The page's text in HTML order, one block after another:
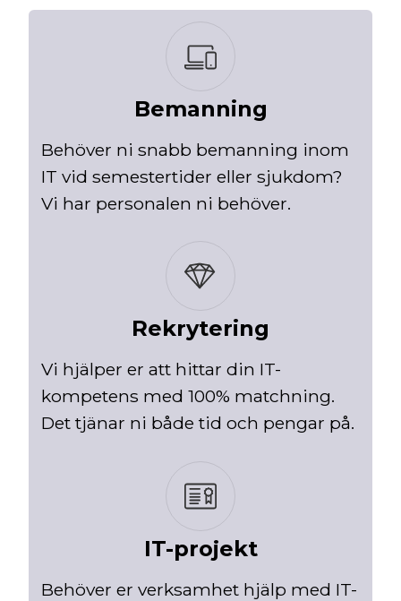
Bemanning
Behöver ni snabb bemanning inom
IT vid semestertider eller sjukdom?
Vi har personalen ni behöver.
Rekrytering
Vi hjälper er att hittar din IT-
kompetens med 100% matchning.
Det tjänar ni både tid och pengar på.
IT-projekt
Behöver er verksamhet hjälp med IT-